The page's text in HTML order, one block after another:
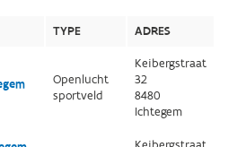
TYPE ADRES
Openlucht
sportveld
Keibergstraat
32
8480
Ichtegem